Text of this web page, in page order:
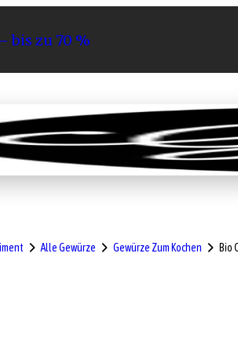
bis zu 70 %
Sortiment Geschenke
Alle Gewürze Gewürze Zum Kochen Bio